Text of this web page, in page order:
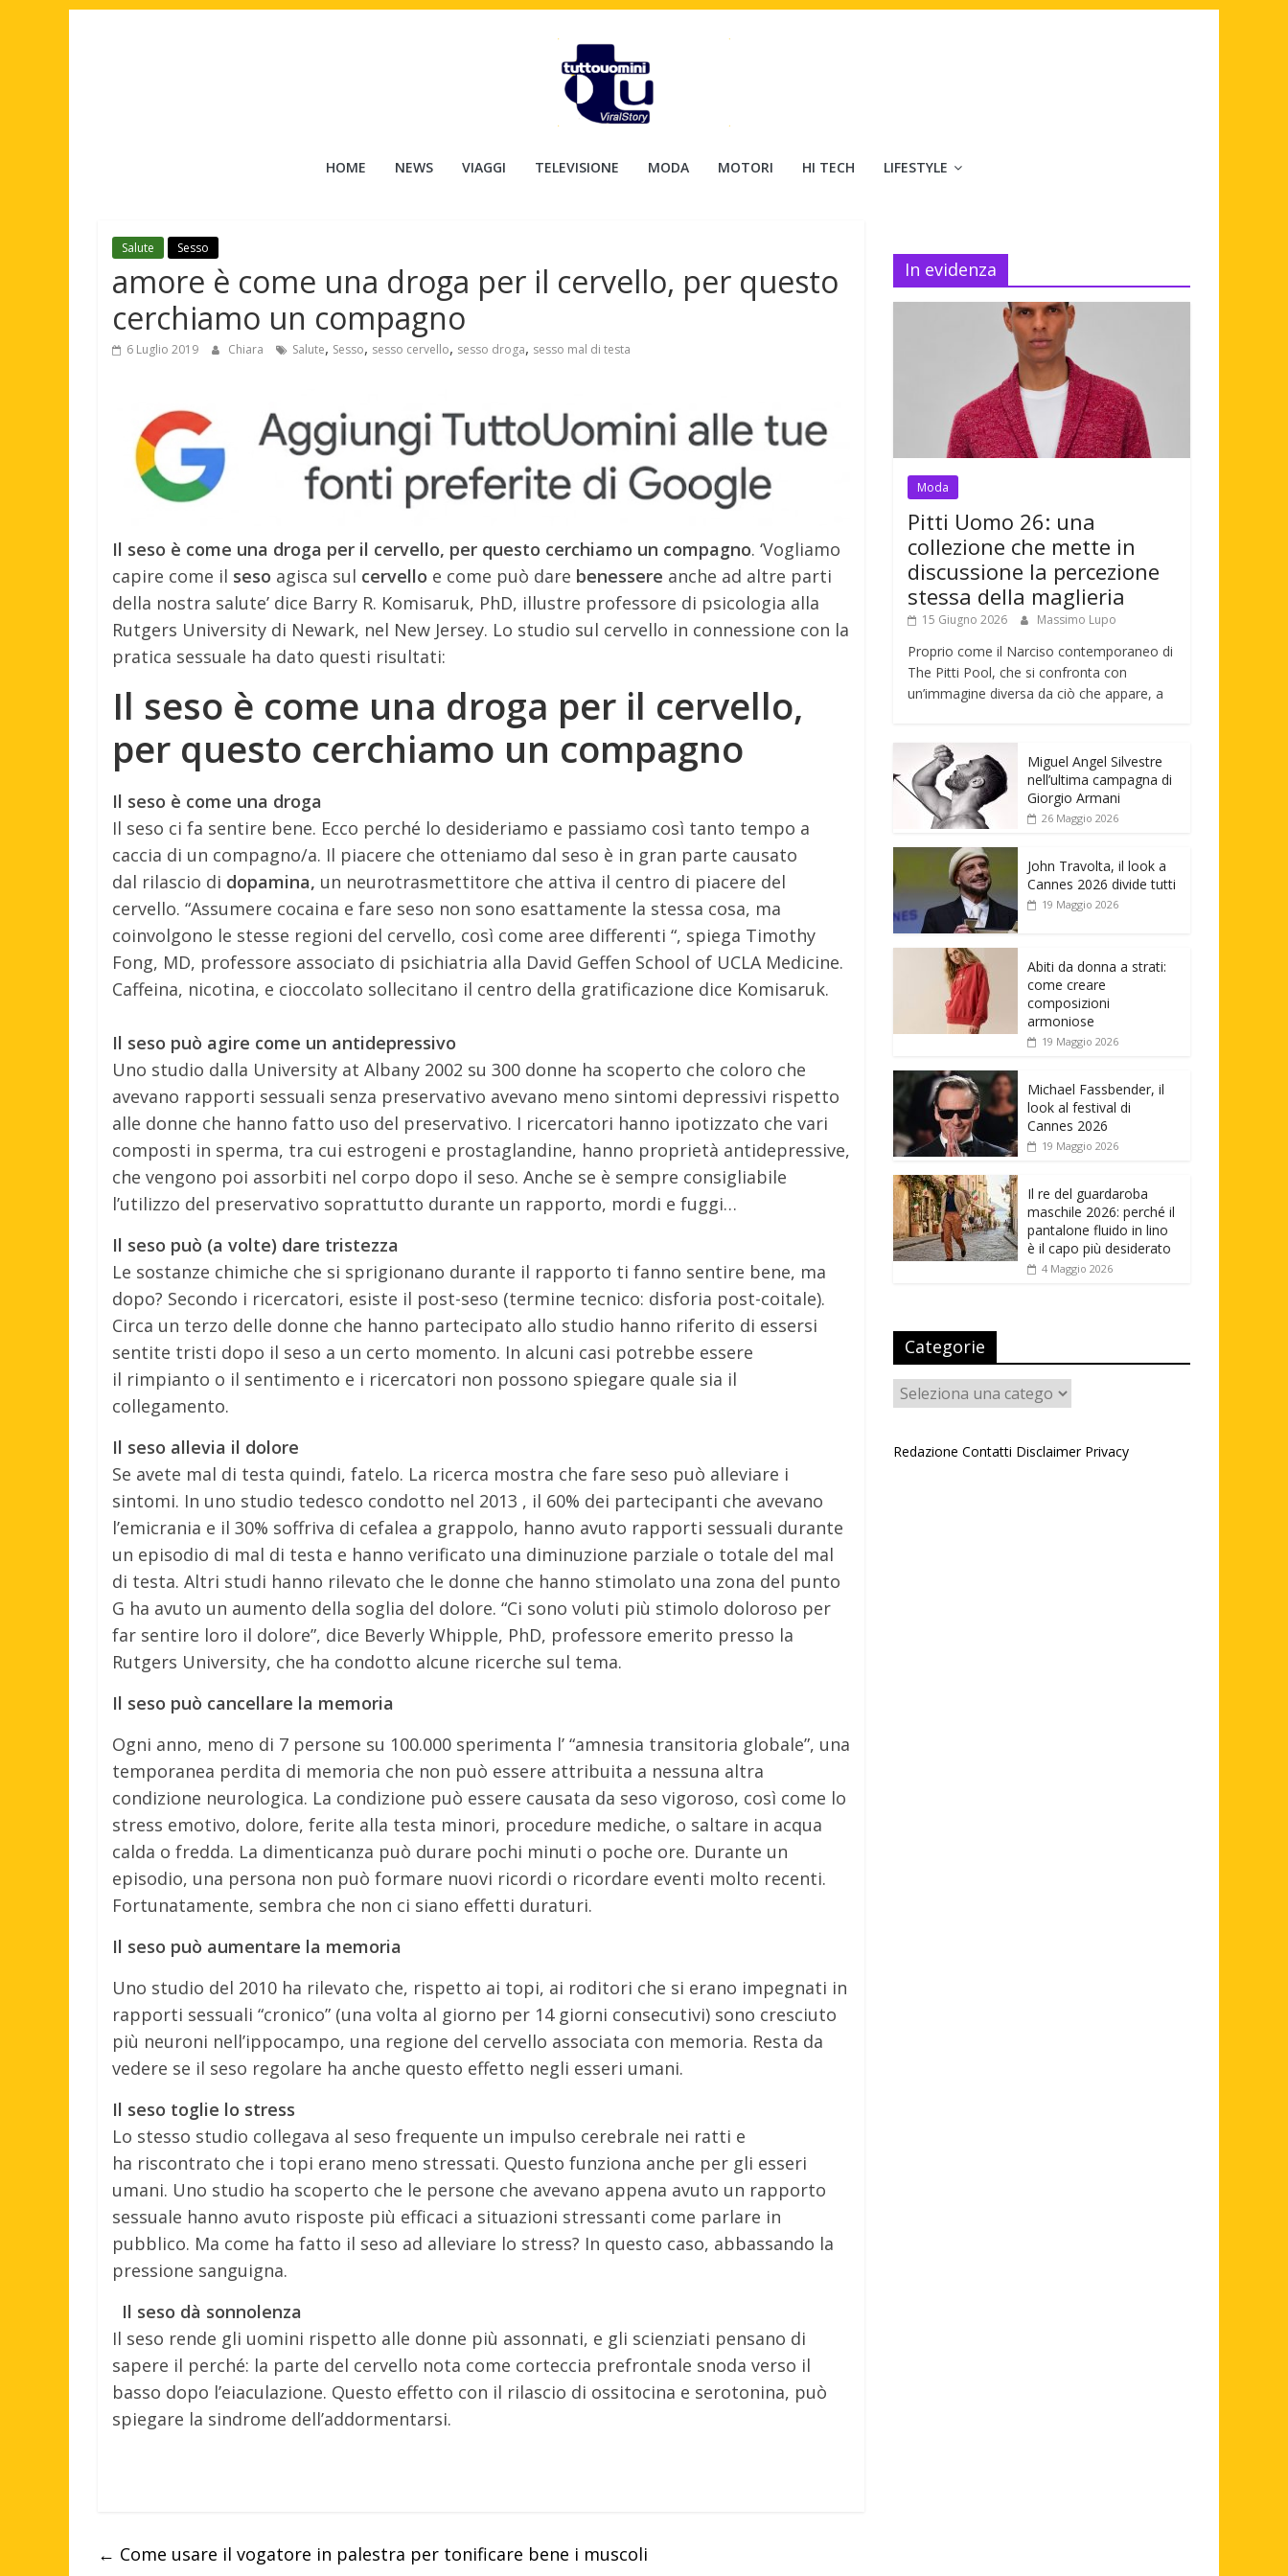
Tuttouomini
Cinema,
Motori,
gay
HOME NEWS VIAGGI TELEVISIONE MODA MOTORI HI TECH LIFESTYLE
Salute Sesso
amore è come una droga per il cervello, per questo
cerchiamo un compagno
6 Luglio 2019 Chiara Salute, Sesso, sesso cervello, sesso droga, sesso mal di testa
Il seso è come una droga per il cervello, per questo cerchiamo un compagno. ‘Vogliamo
capire come il seso agisca sul cervello e come può dare benessere anche ad altre parti
della nostra salute’ dice Barry R. Komisaruk, PhD, illustre professore di psicologia alla
Rutgers University di Newark, nel New Jersey. Lo studio sul cervello in connessione con la
pratica sessuale ha dato questi risultati:
Il seso è come una droga per il cervello,
per questo cerchiamo un compagno
Il seso è come una droga
Il seso ci fa sentire bene. Ecco perché lo desideriamo e passiamo così tanto tempo a
caccia di un compagno/a. Il piacere che otteniamo dal seso è in gran parte causato
dal rilascio di dopamina, un neurotrasmettitore che attiva il centro di piacere del
cervello. “Assumere cocaina e fare seso non sono esattamente la stessa cosa, ma
coinvolgono le stesse regioni del cervello, così come aree differenti “, spiega Timothy
Fong, MD, professore associato di psichiatria alla David Geffen School of UCLA Medicine.
Caffeina, nicotina, e cioccolato sollecitano il centro della gratificazione dice Komisaruk.
Il seso può agire come un antidepressivo
Uno studio dalla University at Albany 2002 su 300 donne ha scoperto che coloro che
avevano rapporti sessuali senza preservativo avevano meno sintomi depressivi rispetto
alle donne che hanno fatto uso del preservativo. I ricercatori hanno ipotizzato che vari
composti in sperma, tra cui estrogeni e prostaglandine, hanno proprietà antidepressive,
che vengono poi assorbiti nel corpo dopo il seso. Anche se è sempre consigliabile
l’utilizzo del preservativo soprattutto durante un rapporto, mordi e fuggi…
Il seso può (a volte) dare tristezza
Le sostanze chimiche che si sprigionano durante il rapporto ti fanno sentire bene, ma
dopo? Secondo i ricercatori, esiste il post-seso (termine tecnico: disforia post-coitale).
Circa un terzo delle donne che hanno partecipato allo studio hanno riferito di essersi
sentite tristi dopo il seso a un certo momento. In alcuni casi potrebbe essere
il rimpianto o il sentimento e i ricercatori non possono spiegare quale sia il
collegamento.
Il seso allevia il dolore
Se avete mal di testa quindi, fatelo. La ricerca mostra che fare seso può alleviare i
sintomi. In uno studio tedesco condotto nel 2013 , il 60% dei partecipanti che avevano
l’emicrania e il 30% soffriva di cefalea a grappolo, hanno avuto rapporti sessuali durante
un episodio di mal di testa e hanno verificato una diminuzione parziale o totale del mal
di testa. Altri studi hanno rilevato che le donne che hanno stimolato una zona del punto
G ha avuto un aumento della soglia del dolore. “Ci sono voluti più stimolo doloroso per
far sentire loro il dolore”, dice Beverly Whipple, PhD, professore emerito presso la
Rutgers University, che ha condotto alcune ricerche sul tema.
Il seso può cancellare la memoria
Ogni anno, meno di 7 persone su 100.000 sperimenta l’ “amnesia transitoria globale”, una
temporanea perdita di memoria che non può essere attribuita a nessuna altra
condizione neurologica. La condizione può essere causata da seso vigoroso, così come lo
stress emotivo, dolore, ferite alla testa minori, procedure mediche, o saltare in acqua
calda o fredda. La dimenticanza può durare pochi minuti o poche ore. Durante un
episodio, una persona non può formare nuovi ricordi o ricordare eventi molto recenti.
Fortunatamente, sembra che non ci siano effetti duraturi.
Il seso può aumentare la memoria
Uno studio del 2010 ha rilevato che, rispetto ai topi, ai roditori che si erano impegnati in
rapporti sessuali “cronico” (una volta al giorno per 14 giorni consecutivi) sono cresciuto
più neuroni nell’ippocampo, una regione del cervello associata con memoria. Resta da
vedere se il seso regolare ha anche questo effetto negli esseri umani.
Il seso toglie lo stress
Lo stesso studio collegava al seso frequente un impulso cerebrale nei ratti e
ha riscontrato che i topi erano meno stressati. Questo funziona anche per gli esseri
umani. Uno studio ha scoperto che le persone che avevano appena avuto un rapporto
sessuale hanno avuto risposte più efficaci a situazioni stressanti come parlare in
pubblico. Ma come ha fatto il seso ad alleviare lo stress? In questo caso, abbassando la
pressione sanguigna.
Il seso dà sonnolenza
Il seso rende gli uomini rispetto alle donne più assonnati, e gli scienziati pensano di
sapere il perché: la parte del cervello nota come corteccia prefrontale snoda verso il
basso dopo l’eiaculazione. Questo effetto con il rilascio di ossitocina e serotonina, può
spiegare la sindrome dell’addormentarsi.
← Come usare il vogatore in palestra per tonificare bene i muscoli
In evidenza
Moda
Pitti Uomo 26: una
collezione che mette in
discussione la percezione
stessa della maglieria
15 Giugno 2026 Massimo Lupo
Proprio come il Narciso contemporaneo di
The Pitti Pool, che si confronta con
un’immagine diversa da ciò che appare, a
Miguel Angel Silvestre
nell’ultima campagna di
Giorgio Armani
26 Maggio 2026
John Travolta, il look a
Cannes 2026 divide tutti
19 Maggio 2026
Abiti da donna a strati:
come creare
composizioni
armoniose
19 Maggio 2026
Michael Fassbender, il
look al festival di
Cannes 2026
19 Maggio 2026
Il re del guardaroba
maschile 2026: perché il
pantalone fluido in lino
è il capo più desiderato
4 Maggio 2026
Categorie
Categorie
Redazione Contatti Disclaimer Privacy